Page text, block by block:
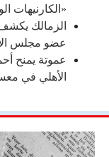
«الكارنيهات
عضو مجلس
عموتة يمنح
الأهلي في